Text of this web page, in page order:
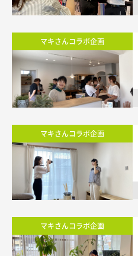
マキさんコラボ企画
マキさんコラボ企画
マキさんコラボ企画